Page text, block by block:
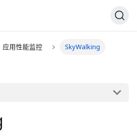
应用性能监控 SkyWalking